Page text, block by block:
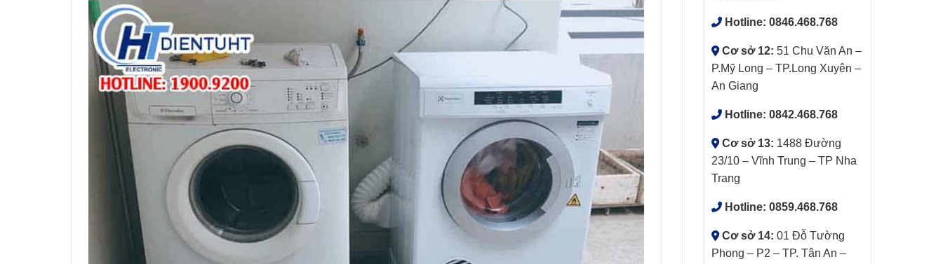
Hotline: 0846.468.768
Cơ sở 12: 51 Chu Văn An –
P.Mỹ Long – TP.Long Xuyên –
An Giang
Hotline: 0842.468.768
Cơ sở 13: 1488 Đường
23/10 – Vĩnh Trung – TP Nha
Trang
Hotline: 0859.468.768
Cơ sở 14: 01 Đỗ Tường
Phong – P2 – TP. Tân An –